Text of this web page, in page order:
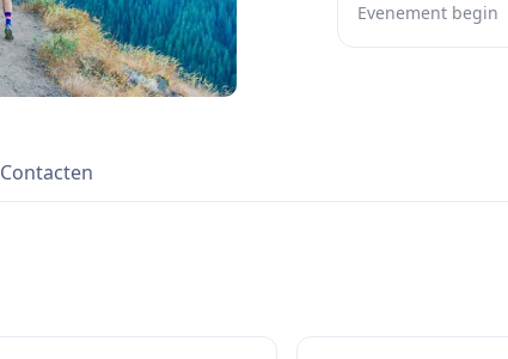
Evenement begin
Contacten